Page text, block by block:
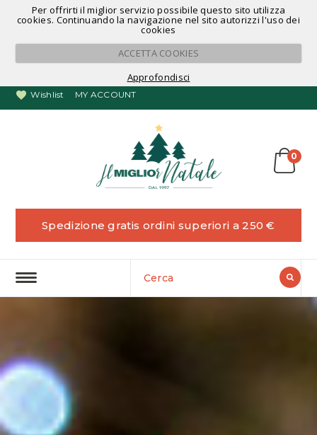
Per offrirti il miglior servizio possibile questo sito utilizza
cookies. Continuando la navigazione nel sito autorizzi l'uso dei
cookies
ACCETTA COOKIES
Approfondisci
Noleggio Alberi di Natale
Wishlist MY ACCOUNT
0
Spedizione gratis ordini superiori a 250 €